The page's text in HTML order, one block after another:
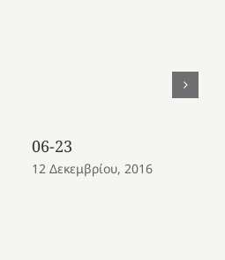
06-23
12 Δεκεμβρίου, 2016